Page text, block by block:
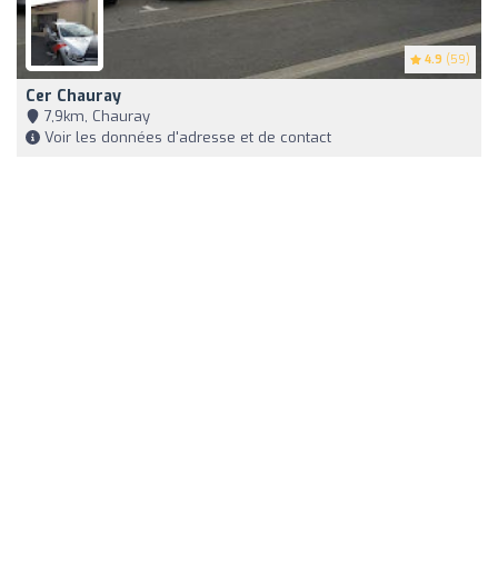
4.9 (59)
Cer Chauray
7,9km, Chauray
Voir les données d'adresse et de contact